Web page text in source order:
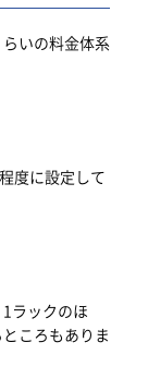
いの料金体系
度に設定して
ラックのほ
ころもありま